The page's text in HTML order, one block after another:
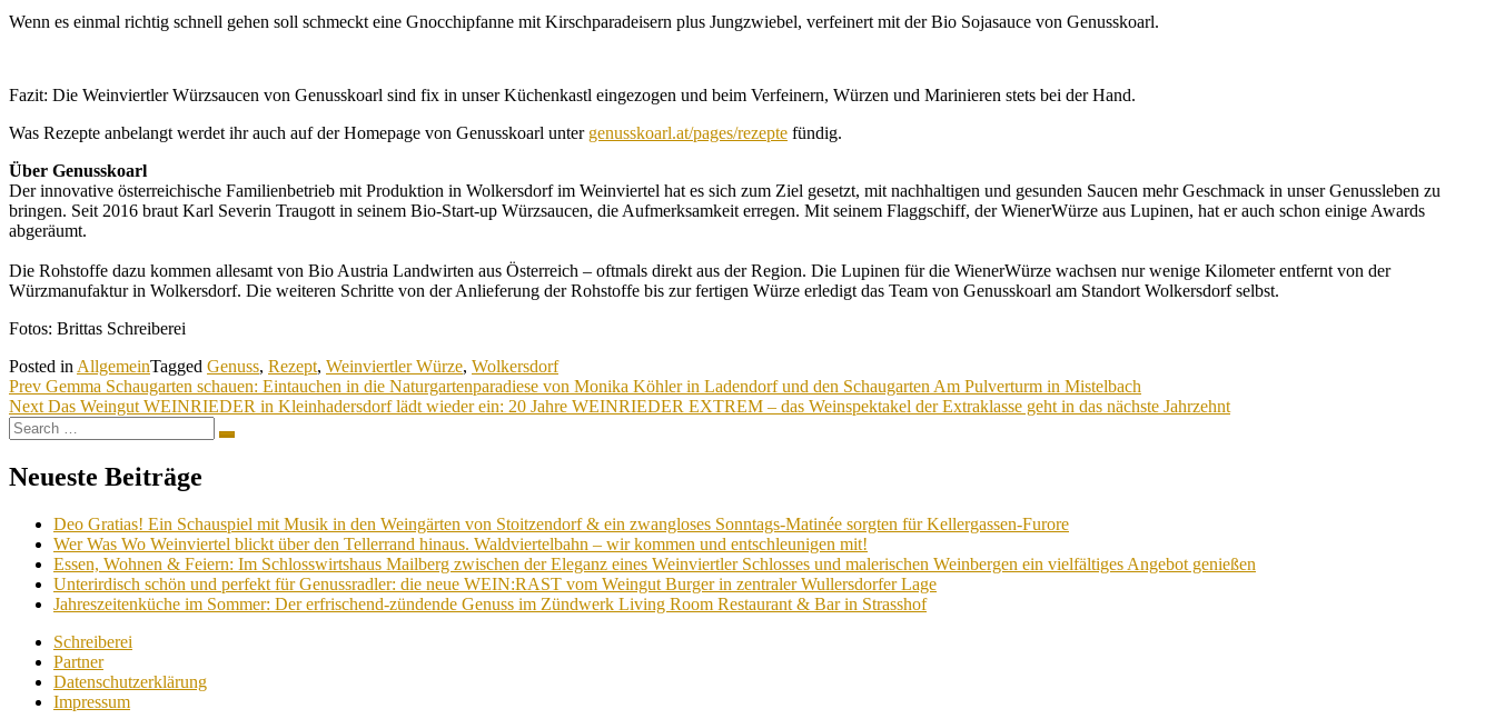
Wenn es einmal richtig schnell gehen soll schmeckt eine Gnocchipfanne mit Kirschparadeisern plus Jungzwiebel, verfeinert mit der Bio Sojasauce von Genusskoarl.
Fazit: Die Weinviertler Würzsaucen von Genusskoarl sind fix in unser Küchenkastl eingezogen und beim Verfeinern, Würzen und Marinieren stets bei der Hand.
Was Rezepte anbelangt werdet ihr auch auf der Homepage von Genusskoarl unter genusskoarl.at/pages/rezepte fündig.
Über Genusskoarl
Der innovative österreichische Familienbetrieb mit Produktion in Wolkersdorf im Weinviertel hat es sich zum Ziel gesetzt, mit nachhaltigen und gesunden Saucen mehr Geschmack in unser Genussleben zu
bringen. Seit 2016 braut Karl Severin Traugott in seinem Bio-Start-up Würzsaucen, die Aufmerksamkeit erregen. Mit seinem Flaggschiff, der WienerWürze aus Lupinen, hat er auch schon einige Awards
abgeräumt.
Die Rohstoffe dazu kommen allesamt von Bio Austria Landwirten aus Österreich – oftmals direkt aus der Region. Die Lupinen für die WienerWürze wachsen nur wenige Kilometer entfernt von der
Würzmanufaktur in Wolkersdorf. Die weiteren Schritte von der Anlieferung der Rohstoffe bis zur fertigen Würze erledigt das Team von Genusskoarl am Standort Wolkersdorf selbst.
Fotos: Brittas Schreiberei
Posted in AllgemeinTagged Genuss, Rezept, Weinviertler Würze, Wolkersdorf
Beitragsnavigation
Prev Gemma Schaugarten schauen: Eintauchen in die Naturgartenparadiese von Monika Köhler in Ladendorf und den Schaugarten Am Pulverturm in Mistelbach
Next Das Weingut WEINRIEDER in Kleinhadersdorf lädt wieder ein: 20 Jahre WEINRIEDER EXTREM – das Weinspektakel der Extraklasse geht in das nächste Jahrzehnt
Search
for:
Search
Neueste Beiträge
Deo Gratias! Ein Schauspiel mit Musik in den Weingärten von Stoitzendorf & ein zwangloses Sonntags-Matinée sorgten für Kellergassen-Furore
Wer Was Wo Weinviertel blickt über den Tellerrand hinaus. Waldviertelbahn – wir kommen und entschleunigen mit!
Essen, Wohnen & Feiern: Im Schlosswirtshaus Mailberg zwischen der Eleganz eines Weinviertler Schlosses und malerischen Weinbergen ein vielfältiges Angebot genießen
Unterirdisch schön und perfekt für Genussradler: die neue WEIN:RAST vom Weingut Burger in zentraler Wullersdorfer Lage
Jahreszeitenküche im Sommer: Der erfrischend-zündende Genuss im Zündwerk Living Room Restaurant & Bar in Strasshof
Schreiberei
Partner
Datenschutzerklärung
Impressum